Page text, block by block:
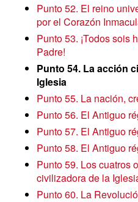
Punto 52. El reino
por el Corazón
Punto 53. ¡Todos sois
Padre!
Punto 54. La acción
Iglesia
Punto 55. La nación,
Punto 56. El Antiguo
Punto 57. El Antiguo
Punto 58. El Antiguo
Punto 59. Los cuatros
civilizadora de la
Punto 60. La